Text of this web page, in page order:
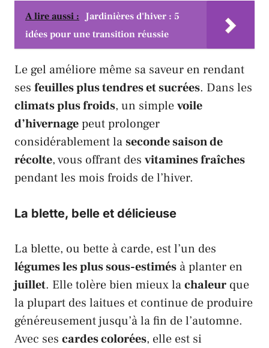
A lire aussi : Jardinières d'hiver : 5
idées pour une transition réussie
Le gel améliore même sa saveur en rendant
ses feuilles plus tendres et sucrées. Dans les
climats plus froids, un simplevoile
d’hivernagepeut prolonger
considérablement laseconde saison de
récolte, vous offrant des vitamines fraîches
pendant les mois froids de l’hiver.
La blette, belle et délicieuse
Lablette, ou bette à carde, est l’un des
légumes les plus sous-estimés à planter en
juillet. Elle tolère bien mieux lachaleur que
la plupart des laitues et continue de produire
généreusement jusqu’à la fin de l’automne.
Avec ses cardes colorées, elle est si